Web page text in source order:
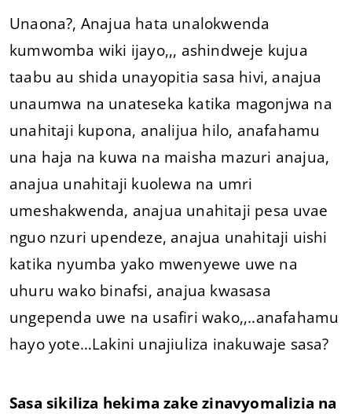
Unaona?, Anajua hata unalokwenda
kumwomba wiki ijayo,,, ashindweje kujua
taabu au shida unayopitia sasa hivi, anajua
unaumwa na unateseka katika magonjwa na
unahitaji kupona, analijua hilo, anafahamu
una haja na kuwa na maisha mazuri anajua,
anajua unahitaji kuolewa na umri
umeshakwenda, anajua unahitaji pesa uvae
nguo nzuri upendeze, anajua unahitaji uishi
katika nyumba yako mwenyewe uwe na
uhuru wako binafsi, anajua kwasasa
ungependa uwe na usafiri wako,,..anafahamu
hayo yote…Lakini unajiuliza inakuwaje sasa?
Sasa sikiliza hekima zake zinavyomalizia na